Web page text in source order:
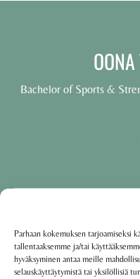
Parhaan kokemuksen tarjoamiseksi
tallentaaksemme ja/tai
hyväksyminen antaa meille
selauskäyttäytymistä tai yksilöllisiä
Bachelor of Sports &